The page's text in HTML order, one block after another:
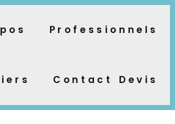
Professionnels
Contact Devis